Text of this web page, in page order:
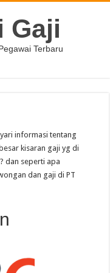
Gaji
Terbaru
informasi tentang
kisaran gaji yg di
dan seperti apa
dan gaji di PT